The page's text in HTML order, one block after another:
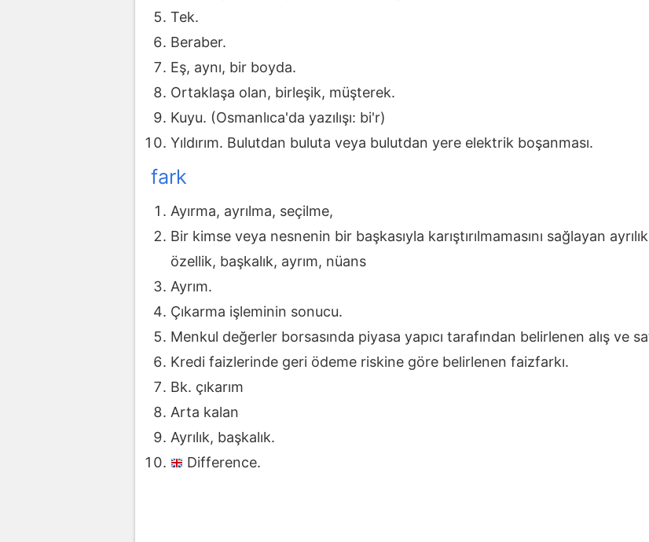
Tek.
Beraber.
Eş, aynı, bir boyda.
Ortaklaşa olan, birleşik, müşterek.
Kuyu. (Osmanlıca'da yazılışı: bi'r)
Yıldırım. Bulutdan buluta veya bulutdan yere elektrik boşanması.
fark
Ayırma, ayrılma, seçilme,
Bir kimse veya nesnenin bir başkasıyla karıştırılmamasını sağlayan
özellik, başkalık, ayrım, nüans
Ayrım.
Çıkarma işleminin sonucu.
Menkul değerler borsasında piyasa yapıcı tarafından belirlenen alış ve
Kredi faizlerinde geri ödeme riskine göre belirlenen faizfarkı.
Bk. çıkarım
Arta kalan
Ayrılık, başkalık.
Difference.